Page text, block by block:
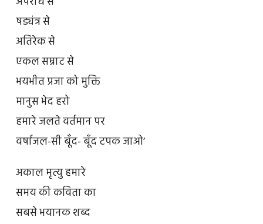
षड्यंत्र से
अतिरेक से
एकल सम्राट से
भयभीत प्रजा को मुक्ति
मानुस भेद हरो
हमारे जलते वर्तमान पर
वर्षाजल-सी बूँद- बूँद टपक जाओ’
अकाल मृत्यु हमारे
समय की कविता का
सबसे भयानक शब्द